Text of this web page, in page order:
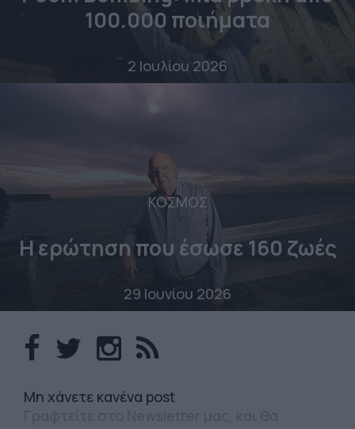
100.000 ποιήματα
2 Ιουλίου 2026
ΚΟΣΜΟΣ
Η ερώτηση που έσωσε 160 ζωές
29 Ιουνίου 2026
Mη χάνετε κανένα post